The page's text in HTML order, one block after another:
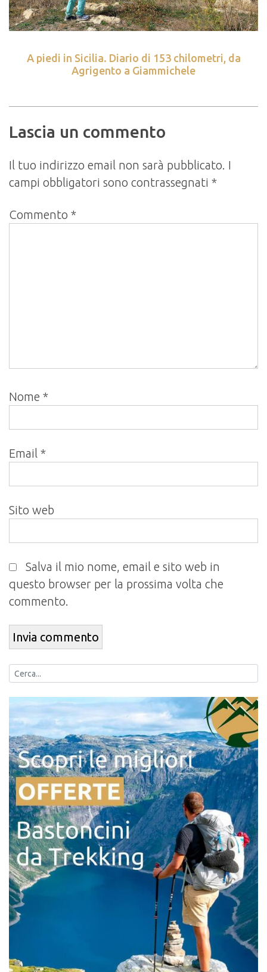
A piedi in Sicilia. Diario di 153 chilometri, da
Agrigento a Giammichele
Lascia un commento
Il tuo indirizzo email non sarà pubblicato. I
campi obbligatori sono contrassegnati *
Commento *
Nome *
Email *
Sito web
Salva il mio nome, email e sito web in
questo browser per la prossima volta che
commento.